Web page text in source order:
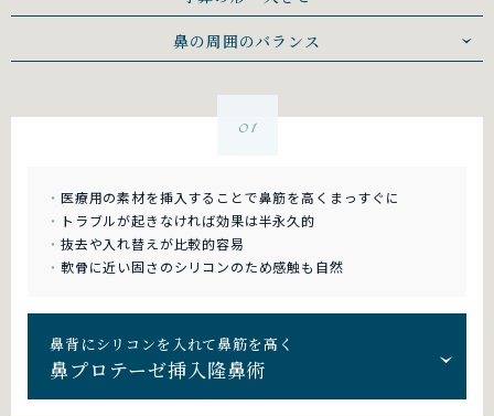
鼻の周囲のバランス
01
医療用の素材を挿入することで鼻筋を高くまっすぐに
トラブルが起きなければ効果は半永久的
抜去や入れ替えが比較的容易
軟骨に近い固さのシリコンのため感触も自然
鼻背にシリコンを入れて鼻筋を高く
鼻プロテーゼ挿入隆鼻術